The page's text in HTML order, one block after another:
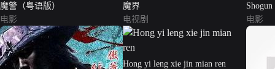
魔警（粤语版）
电影
魔界
电视剧
电影
Hong yi leng xie jin mian ren